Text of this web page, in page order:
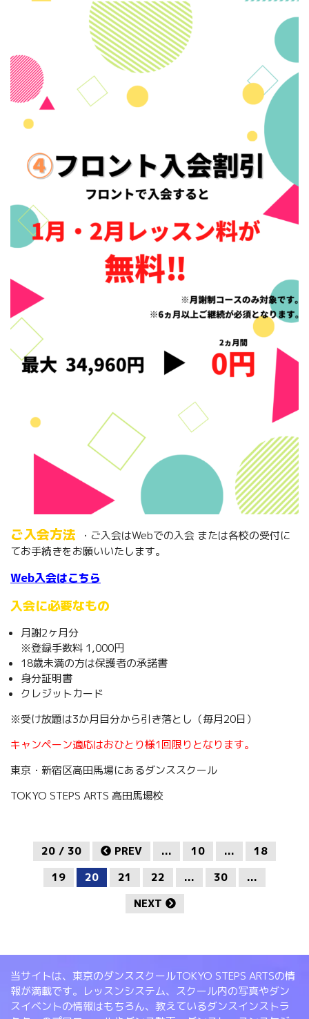
ご入会方法
・ご入会はWebでの入会 または各校の受付に
てお手続きをお願いいたします。
Web入会はこちら
入会に必要なもの
月謝2ヶ月分
※登録手数料 1,000円
18歳未満の方は保護者の承諾書
身分証明書
クレジットカード
※受け放題は3か月目分から引き落とし（毎月20日）
キャンペーン適応はおひとり様1回限りとなります。
東京・新宿区高田馬場にあるダンススクール
TOKYO STEPS ARTS 高田馬場校
20 / 30 PREV ... 10 ...
18
19
20 21 22 ... 30
...
NEXT
当サイトは、東京のダンススクールTOKYO STEPS ARTSの情
報が満載です。レッスンシステム、スクール内の写真やダン
スイベントの情報はもちろん、教えているダンスインストラ